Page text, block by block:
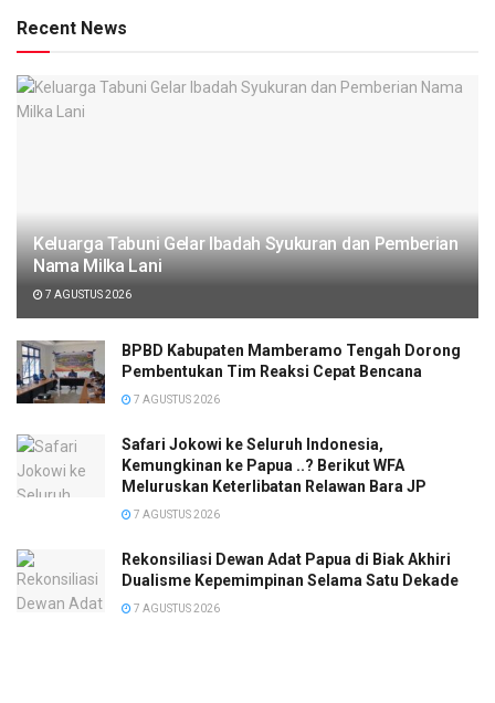
Recent News
Keluarga Tabuni Gelar Ibadah Syukuran dan Pemberian
Nama Milka Lani
7 AGUSTUS 2026
BPBD Kabupaten Mamberamo Tengah Dorong
Pembentukan Tim Reaksi Cepat Bencana
7 AGUSTUS 2026
Safari Jokowi ke Seluruh Indonesia,
Kemungkinan ke Papua ..? Berikut WFA
Meluruskan Keterlibatan Relawan Bara JP
7 AGUSTUS 2026
Rekonsiliasi Dewan Adat Papua di Biak Akhiri
Dualisme Kepemimpinan Selama Satu Dekade
7 AGUSTUS 2026